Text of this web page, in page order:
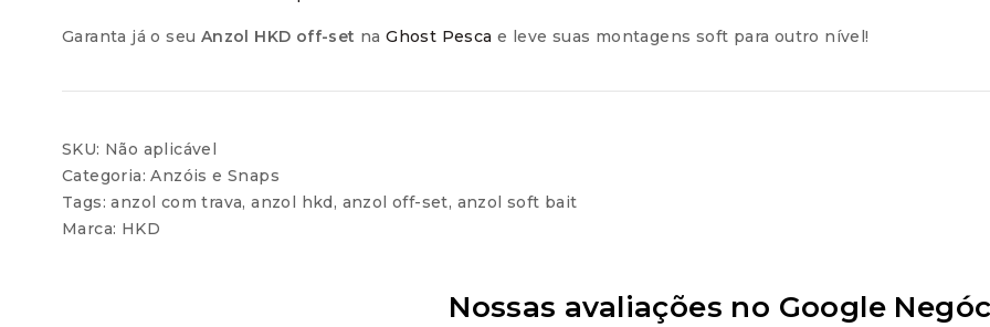
Garanta já o seu Anzol HKD off-set naGhost Pesca e leve suas montagens soft para outro nível!
SKU: Não aplicável
Categoria:Anzóis e Snaps
Tags:anzol com trava,anzol hkd, anzol off-set, anzol soft bait
Marca: HKD
Nossas avaliações no Google